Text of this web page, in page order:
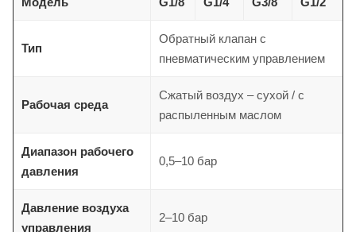
Тип
Обратный клапан с
пневматическим управлением
Рабочая среда
Сжатый воздух – сухой / с
распыленным маслом
Диапазон рабочего
давления
0,5–10 бар
Давление воздуха
управления
2–10 бар